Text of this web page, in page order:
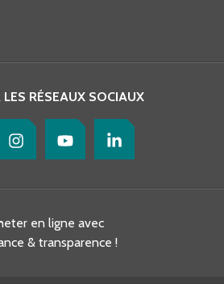
RÉSEAUX SOCIAUX
en ligne avec
& transparence !